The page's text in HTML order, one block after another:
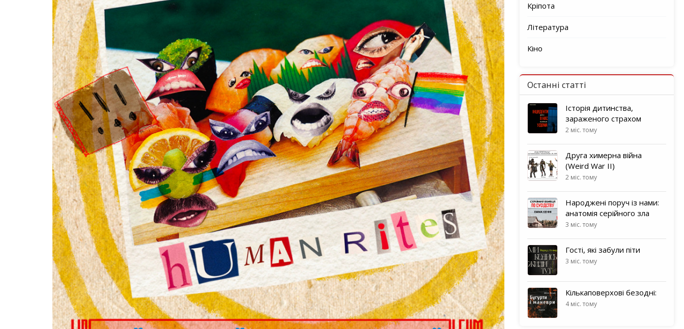
Кріпота
Література
Кіно
Останні статті
Історія дитинства,
зараженого страхом
2 міс. тому
Друга химерна війна
(Weird War II)
2 міс. тому
Народжені поруч із нами:
анатомія серійного зла
3 міс. тому
Гості, які забули піти
3 міс. тому
Кількаповерхові безодні:
4 міс. тому